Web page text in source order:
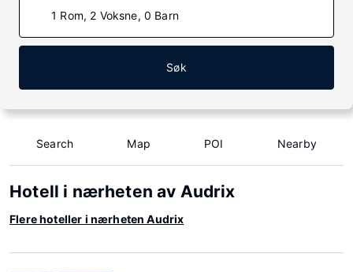
1 Rom, 2 Voksne, 0 Barn
Søk
Search Map POI Nearby
Hotell i nærheten av Audrix
Flere hoteller i nærheten Audrix